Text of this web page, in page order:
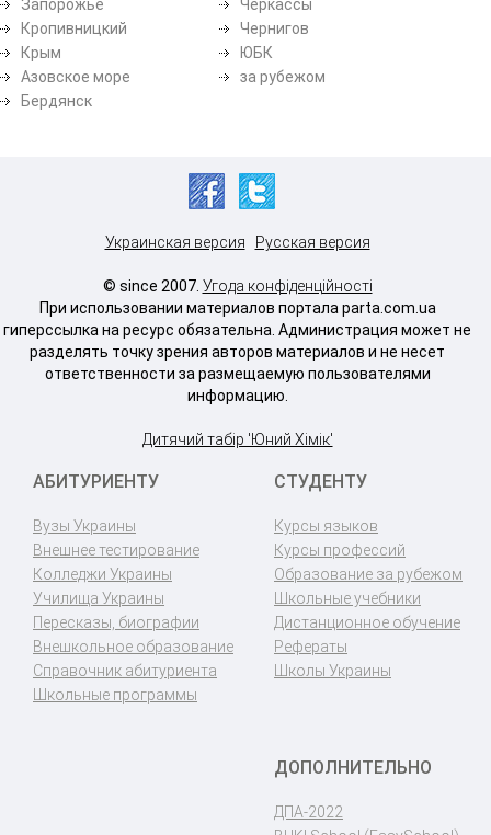
Запорожье
Кропивницкий
Крым
Азовское море
Бердянск
Черкассы
Чернигов
ЮБК
за рубежом
Украинская версия Русская версия
© since 2007. Угода конфіденційності
При использовании материалов портала parta.com.ua
гиперссылка на ресурс обязательна. Администрация может не
разделять точку зрения авторов материалов и не несет
ответственности за размещаемую пользователями
информацию.
Дитячий табір 'Юний Хімік'
АБИТУРИЕНТУ
Вузы Украины
Внешнее тестирование
Колледжи Украины
Училища Украины
Пересказы, биографии
Внешкольное образование
Справочник абитуриента
Школьные программы
СТУДЕНТУ
Курсы языков
Курсы профессий
Образование за рубежом
Школьные учебники
Дистанционное обучение
Рефераты
Школы Украины
ДОПОЛНИТЕЛЬНО
ДПА-2022